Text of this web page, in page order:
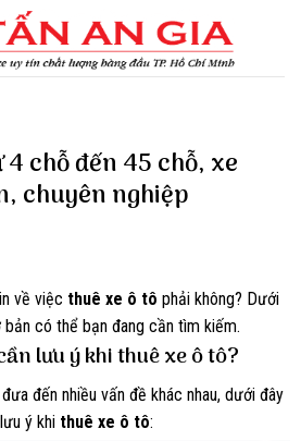
chỗ đến 45 chỗ, xe
chuyên nghiệp
về việc thuê xe ô tô phải không? Dưới
có thể bạn đang cần tìm kiếm.
lưu ý khi thuê xe ô tô?
đến nhiều vấn đề khác nhau, dưới đây
ý khi thuê xe ô tô: